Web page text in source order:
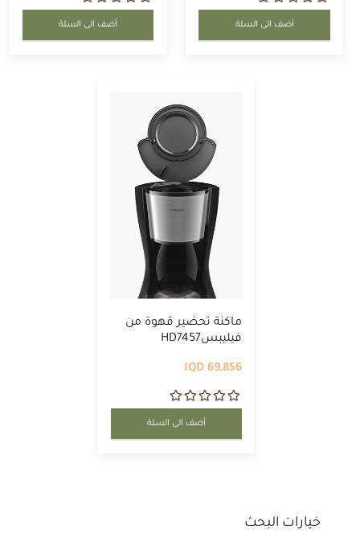
خيارات البحث
أضف الى السلة أضف الى السلة
ماكنة تحضير قهوة من
فيليبسHD7457
69,856 IQD
أضف الى السلة